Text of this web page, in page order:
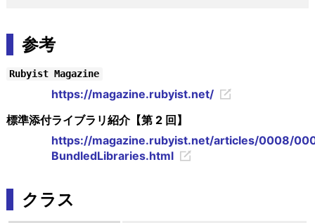
参考
Rubyist Magazine
https://magazine.rubyist.net/
標準添付ライブラリ紹介【第 2 回】
https://magazine.rubyist.net/articles/0008/
BundledLibraries.html
クラス